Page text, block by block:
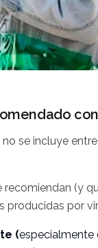
se incluye
recomiendan (y
producidas por
(especialmente